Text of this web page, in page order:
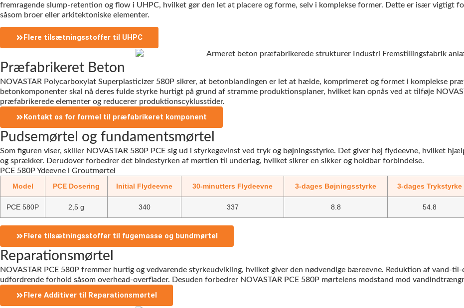
fremragende slump-retention og flow i UHPC, hvilket gør den let at placere og forme, selv i komplekse former. Dette er især vigtigt
såsom broer eller arkitektoniske elementer.
Flere tilsætningsstoffer til UHPC
Præfabrikeret Beton
NOVASTAR Polycarboxylat Superplasticizer 580P sikrer, at betonblandingen er let at hælde, komprimeret og formet i komplekse
betonkomponenter skal nå deres fulde styrke hurtigt på grund af stramme produktionsplaner, hvilket kan opnås ved at tilføje
præfabrikerede elementer og reducerer produktionscyklusstider.
Kontakt os for formel til præfabrikeret komponent
Pudsemørtel og fundamentsmørtel
Som figuren viser, skiller NOVASTAR 580P PCE sig ud i styrkegevinst ved tryk og bøjningsstyrke. Det giver høj flydeevne, hvilket
og sprækker. Derudover forbedrer det bindestyrken af mørtlen til underlag, hvilket sikrer en sikker og holdbar forbindelse.
PCE 580P Ydeevne i Groutmørtel
Model
PCE Dosering Initial Flydeevne 30-minutters Flydeevne 3-dages Bøjningsstyrke 3-dages Trykstyrke
PCE 580P 2,5 g 340 337 8.8 54.8
Flere tilsætningsstoffer til fugemasse og bundmørtel
Reparationsmørtel
NOVASTAR PCE 580P fremmer hurtig og vedvarende styrkeudvikling, hvilket giver den nødvendige bæreevne. Reduktion af vand-
udfordrende forhold såsom overhead-overflader. Desuden forbedrer NOVASTAR PCE 580P mørtelens modstand mod
Flere Additiver til Reparationsmørtel